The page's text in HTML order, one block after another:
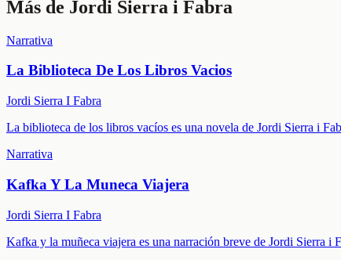
Más de Jordi Sierra i Fabra
Narrativa
La Biblioteca De Los Libros Vacios
Jordi Sierra I Fabra
La biblioteca de los libros vacíos es una novela de Jordi Sierra i
Narrativa
Kafka Y La Muneca Viajera
Jordi Sierra I Fabra
Kafka y la muñeca viajera es una narración breve de Jordi Sierra